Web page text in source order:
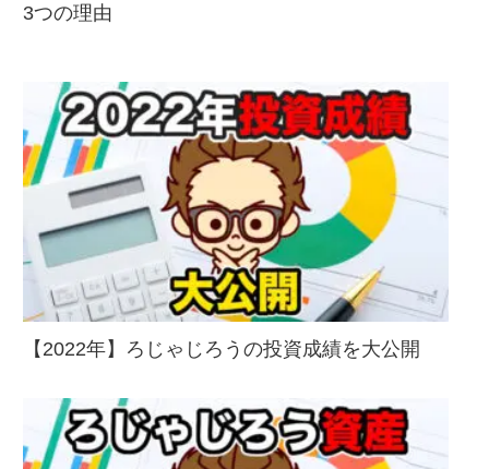
3つの理由
【2022年】ろじゃじろうの投資成績を大公開